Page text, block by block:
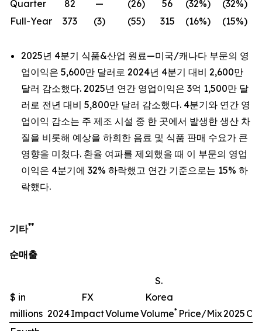
Quarter
82 — (26) 56 (32%)
(32%)
Full-Year
373 (3) (55) 315 (16%) (15%)
2025년 4분기 식품&산업 원료—미국/캐나다 부문의 영
업이익은 5,600만 달러로 2024년 4분기 대비 2,600만
달러 감소했다. 2025년 연간 영업이익은 3억 1,500만 달
러로 전년 대비 5,800만 달러 감소했다. 4분기와 연간 영
업이익 감소는 주 제조 시설 중 한 곳에서 발생한 생산 차
질을 비롯해 예상을 하회한 음료 및 식품 판매 수요가 큰
영향을 미쳤다. 환율 여파를 제외했을 때 이 부문의 영업
이익은 4분기에 32% 하락했고 연간 기준으로는 15% 하
락했다.
기타**
순매출
$ in
millions 2024
FX
ImpactVolume
S.
Korea
Volume* Price/Mix2025